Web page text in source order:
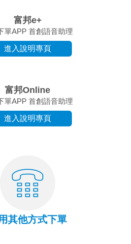
富邦e+
單APP 首創語音助理
進入說明專頁
富邦Online
單APP 首創語音助理
進入說明專頁
其他方式下單